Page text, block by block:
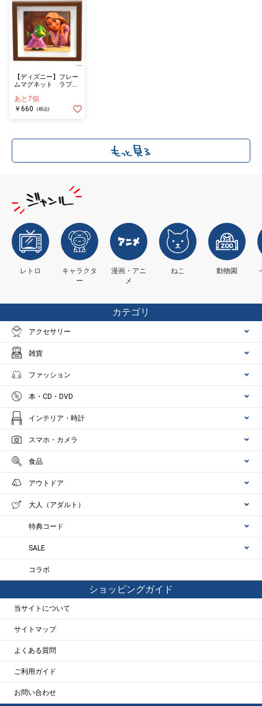
【ディズニー】フレー
ムマグネット ラプン
ソート
あと7個
￥660
(税込)
レトロ
キャラクタ
ー
漫画・アニ
メ
ねこ 動物園
カテゴリ
アクセサリー
雑貨
ファッション
本・CD・DVD
インテリア・時計
スマホ・カメラ
食品
アウトドア
大人（アダルト）
特典コード
SALE
コラボ
ショッピングガイド
当サイトについて
サイトマップ
よくある質問
ご利用ガイド
お問い合わせ